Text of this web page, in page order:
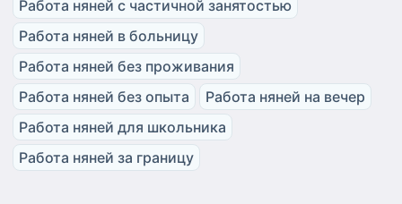
Работа няней с частичной занятостью
Работа няней в больницу
Работа няней без проживания
Работа няней без опыта
Работа няней на вечер
Работа няней для школьника
Работа няней за границу